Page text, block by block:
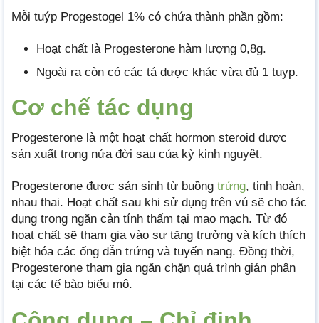
Mỗi tuýp Progestogel 1% có chứa thành phần gồm:
Hoạt chất là Progesterone hàm lượng 0,8g.
Ngoài ra còn có các tá dược khác vừa đủ 1 tuyp.
Cơ chế tác dụng
Progesterone là một hoạt chất hormon steroid được
sản xuất trong nửa đời sau của kỳ kinh nguyệt.
Progesterone được sản sinh từ buồng trứng, tinh hoàn,
nhau thai. Hoạt chất sau khi sử dụng trên vú sẽ cho tác
dụng trong ngăn cản tính thấm tại mao mạch. Từ đó
hoạt chất sẽ tham gia vào sự tăng trưởng và kích thích
biệt hóa các ống dẫn trứng và tuyến nang. Đồng thời,
Progesterone tham gia ngăn chặn quá trình gián phân
tại các tế bào biểu mô.